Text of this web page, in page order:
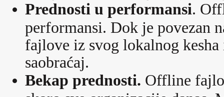
Prednosti u performansi.
performansi. Dok je povezan
fajlove iz svog lokalnog
saobraćaj.
Bekap prednosti. Offline